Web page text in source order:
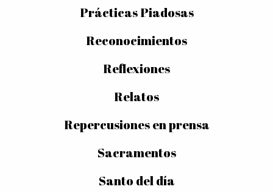
Prácticas Piadosas
Reconocimientos
Reflexiones
Relatos
Repercusiones en prensa
Sacramentos
Santo del día